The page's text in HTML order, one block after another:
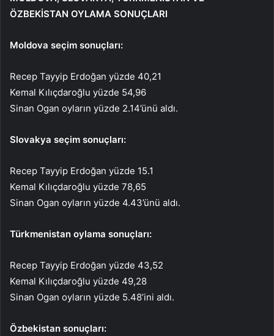
ÖZBEKİSTAN OYLAMA SONUÇLARI
Moldova seçim sonuçları:
Recep Tayyip Erdoğan yüzde 40,21
Kemal Kılıçdaroğlu yüzde 54,96
Sinan Ogan oyların yüzde 2.14’ünü aldı.
Slovakya seçim sonuçları:
Recep Tayyip Erdoğan yüzde 15.1
Kemal Kılıçdaroğlu yüzde 78,65
Sinan Ogan oyların yüzde 4.43’ünü aldı.
Türkmenistan oylama sonuçları:
Recep Tayyip Erdoğan yüzde 43,52
Kemal Kılıçdaroğlu yüzde 49,28
Sinan Ogan oyların yüzde 5.48’ini aldı.
Özbekistan sonuçları: